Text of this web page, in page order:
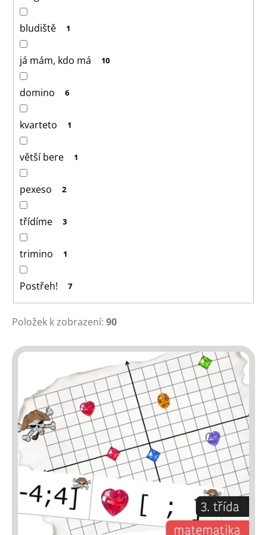
bludiště 1
já mám, kdo má 10
domino 6
kvarteto 1
větší bere 1
pexeso 2
třídíme 3
trimino 1
Postřeh! 7
Položek k zobrazení: 90
V
p